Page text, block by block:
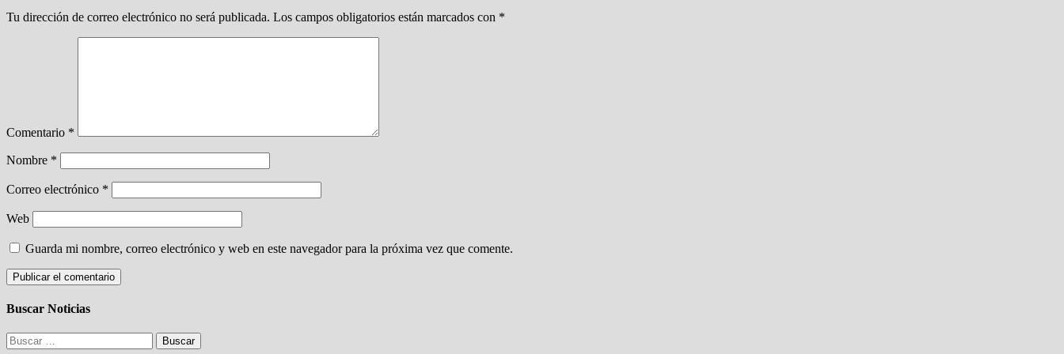
Tu dirección de correo electrónico no será publicada. Los campos obligatorios están marcados con *
Comentario *
Nombre *
Correo electrónico *
Web
Guarda mi nombre, correo electrónico y web en este navegador para la próxima vez que comente.
Buscar Noticias
Buscar: